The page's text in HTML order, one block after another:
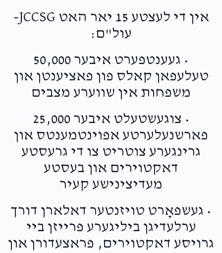
אין די לעצטע 15 יאר האט JCCSG-
עול"ם:
• געענטפערט איבער 50,000
טעלעפאן קאלס פון פאציענטן און
משפחות אין שווערע מצבים
• צוגעשטעלט איבער 25,000
פארשנעלערטע אפוינטמענטס און
גרינגערע צוטריט צו די גרעסטע
דאקטוירים און בעסטע
מעדיצינישע קעיר
• געשפאָרט טויזנטער דאלארן דורך
ערלעדיגן ביליגערע פרייזן ביי
גרויסע דאקטוירים, פראצעדורן און